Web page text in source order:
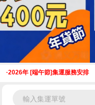
2026年 [端午節]集運服務安排